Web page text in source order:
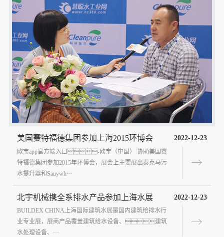
美国赛特福德集团参加上海2015环博会 2022-12-23
欧宝app官方端入口-欧宝（中国） 协助美国赛
特福德集团参加2015年环博会，展会上主要展出泰克马污
水提升器和Sanywh···
北宇机械携全系排水产品参加上海水展 2022-12-23
BUILDEX CHINA上海国际建筑水展是国内建筑给排水行
业专业展，展商产品覆盖建筑给水设备、建筑
水处理设备、···